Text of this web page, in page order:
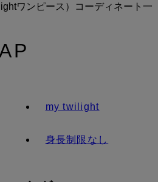
ワンピース）コーディネート一
my twilight
身長制限なし